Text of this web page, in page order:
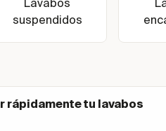
Lavabos
suspendidos
rápidamente tu lavabos